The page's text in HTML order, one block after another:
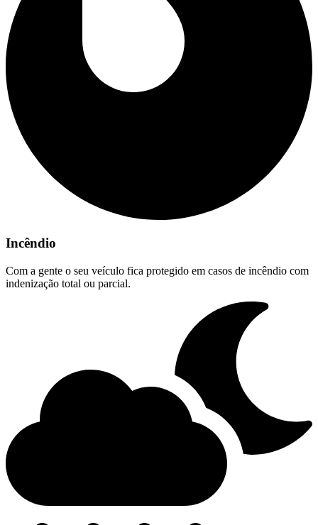
Incêndio
Com a gente o seu veículo fica protegido em casos de incêndio com
indenização total ou parcial.